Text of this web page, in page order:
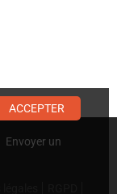
Envoyer un
ACCEPTER